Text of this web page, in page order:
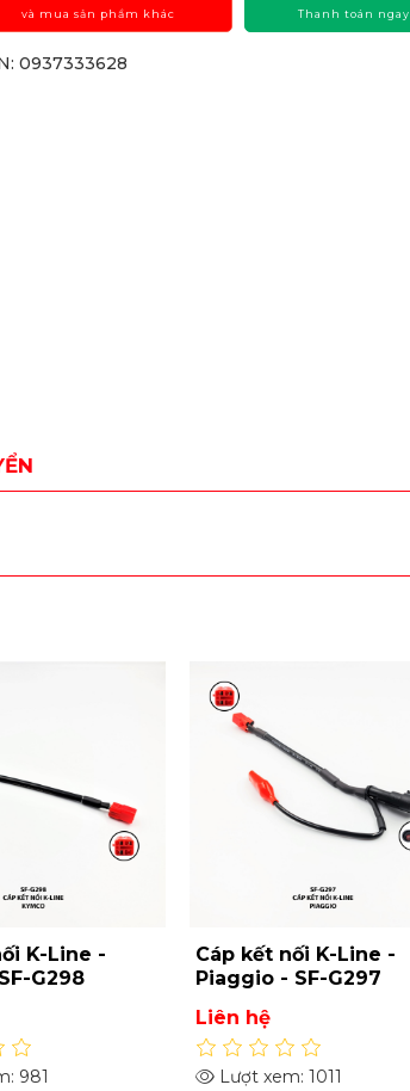
và mua sản phẩm khác Thanh toán ngay
0937333628
K-Line -
G298
981
Cáp kết nối K-Line -
Piaggio - SF-G297
Liên hệ
Lượt xem: 1011